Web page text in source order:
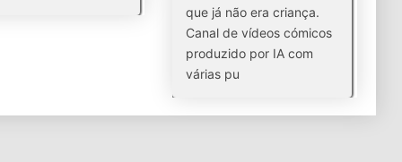
que já não era criança.
Canal de vídeos cómicos
produzido por IA com
várias pu